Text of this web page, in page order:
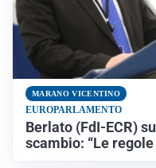
MARANO VICENTINO
EUROPARLAMENTO
Berlato (FdI-ECR)
scambio: “Le